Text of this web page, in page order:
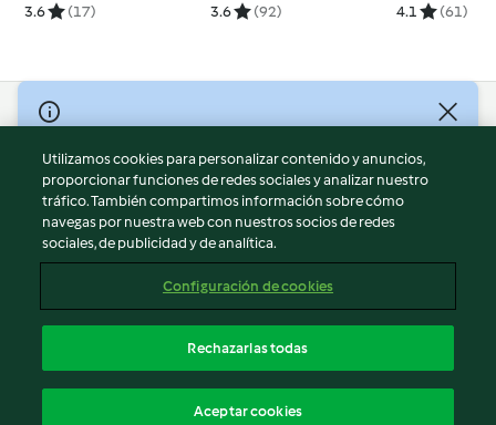
3.6 (17) 3.6 (92) 4.1 (61)
© Copyright 2026
Términos de uso
Política de privacidad
Aviso legal
Información legal
Reportar contenido
Declaración de accesibilidad
Utilizamos cookies para personalizar contenido y anuncios,
proporcionar funciones de redes sociales y analizar nuestro
tráfico. También compartimos información sobre cómo
navegas por nuestra web con nuestros socios de redes
sociales, de publicidad y de analítica.
Configuración de cookies
Rechazarlas todas
Aceptar cookies